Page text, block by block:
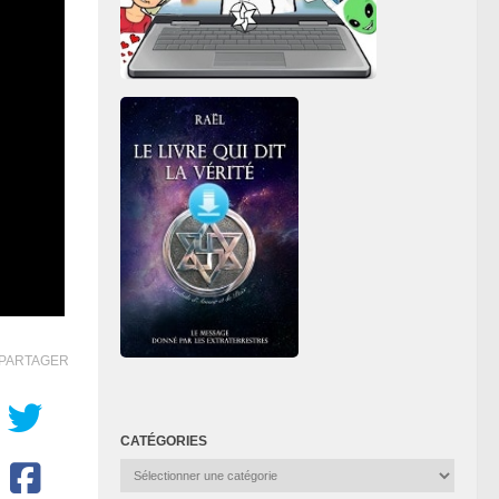
PARTAGER
CATÉGORIES
Catégories